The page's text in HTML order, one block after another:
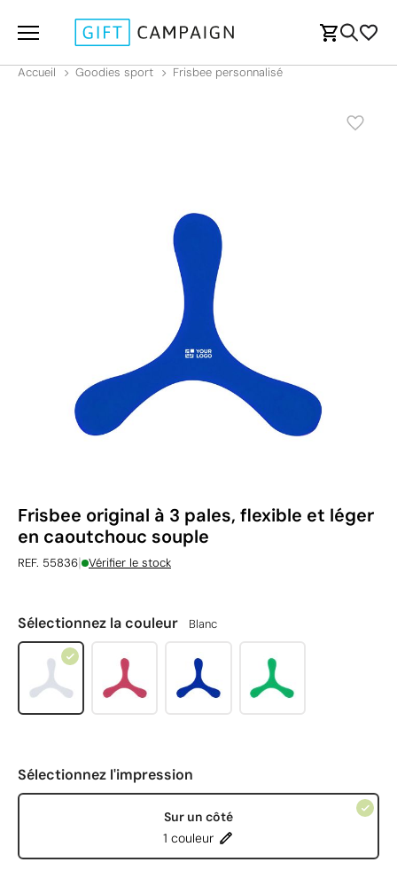
Accueil Goodies sport Frisbee personnalisé
Frisbee original à 3 pales, flexible et léger
en caoutchouc souple
REF. 55836| Vérifier le stock
Sélectionnez la couleur Blanc
Sélectionnez l'impression
Sur un côté
1 couleur